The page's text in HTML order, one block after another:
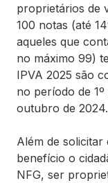
proprietários de
100 notas (até
aqueles que
no máximo 99)
IPVA 2025 são
no período de
outubro de 2024.
Além de
benefício o
NFG, ser